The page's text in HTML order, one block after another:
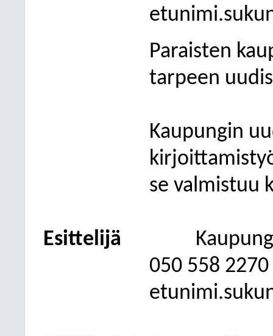
Paraisten
tarpeen
Kaupungin
se valmistuu
Esittelijä
050 558 2270